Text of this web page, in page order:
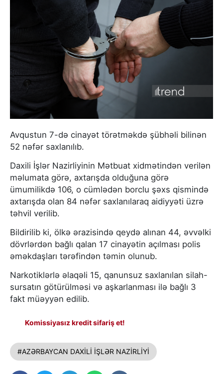
Avqustun 7-də cinayət törətməkdə şübhəli bilinən
52 nəfər saxlanılıb.
Daxili İşlər Nazirliyinin Mətbuat xidmətindən verilən
məlumata görə, axtarışda olduğuna görə
ümumilikdə 106, o cümlədən borclu şəxs qismində
axtarışda olan 84 nəfər saxlanılaraq aidiyyəti üzrə
təhvil verilib.
Bildirilib ki, ölkə ərazisində qeydə alınan 44, əvvəlki
dövrlərdən bağlı qalan 17 cinayətin açılması polis
əməkdaşları tərəfindən təmin olunub.
Narkotiklərlə əlaqəli 15, qanunsuz saxlanılan silah-
sursatın götürülməsi və aşkarlanması ilə bağlı 3
fakt müəyyən edilib.
Komissiyasız kredit sifariş et!
#AZƏRBAYCAN DAXİLİ İŞLƏR NAZİRLİYİ